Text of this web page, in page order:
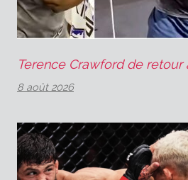
Terence Crawford de retour
8 août 2026